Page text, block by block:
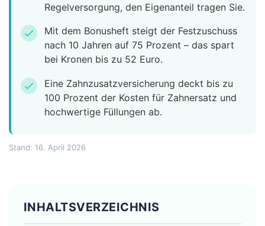
Regelversorgung, den Eigenanteil tragen Sie.
check
Mit dem Bonusheft steigt der Festzuschuss
nach 10 Jahren auf 75 Prozent – das spart
bei Kronen bis zu 52 Euro.
check
Eine Zahnzusatzversicherung deckt bis zu
100 Prozent der Kosten für Zahnersatz und
hochwertige Füllungen ab.
Stand: 16. April 2026
INHALTSVERZEICHNIS